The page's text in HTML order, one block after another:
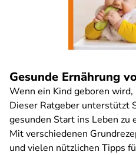
Gesunde Ernährung
Wenn ein Kind geboren
Dieser Ratgeber unterstützt
gesunden Start ins Leben zu
Mit verschiedenen
und vielen nützlichen Tipps